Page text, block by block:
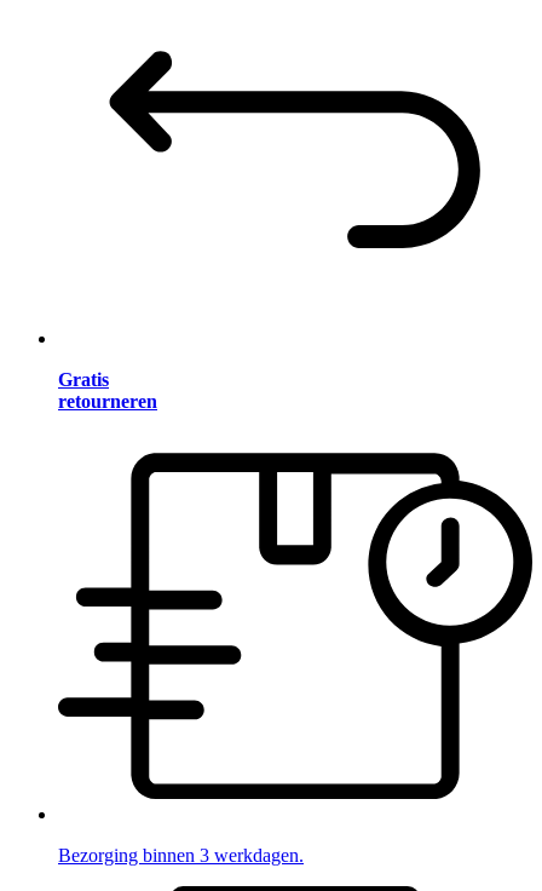
Gratis
retourneren
Bezorging binnen 3 werkdagen.